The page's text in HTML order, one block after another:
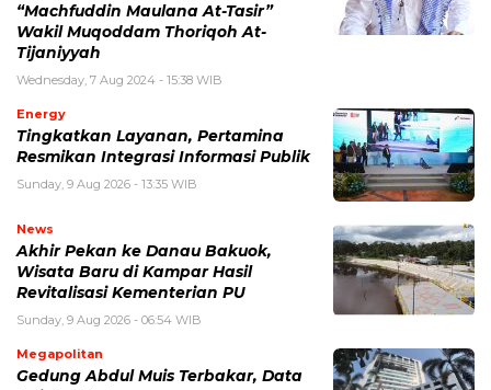
“Machfuddin Maulana At-Tasir”
Wakil Muqoddam Thoriqoh At-
Tijaniyyah
Wednesday, 7 Aug 2024 - 15:38 WIB
Energy
Tingkatkan Layanan, Pertamina
Resmikan Integrasi Informasi Publik
Sunday, 9 Aug 2026 - 13:35 WIB
News
Akhir Pekan ke Danau Bakuok,
Wisata Baru di Kampar Hasil
Revitalisasi Kementerian PU
Sunday, 9 Aug 2026 - 06:54 WIB
Megapolitan
Gedung Abdul Muis Terbakar, Data